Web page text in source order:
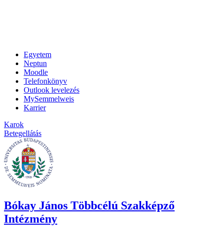
Egyetem
Neptun
Moodle
Telefonkönyv
Outlook levelezés
MySemmelweis
Karrier
Karok
Betegellátás
Bókay János Többcélú Szakképző
Intézmény